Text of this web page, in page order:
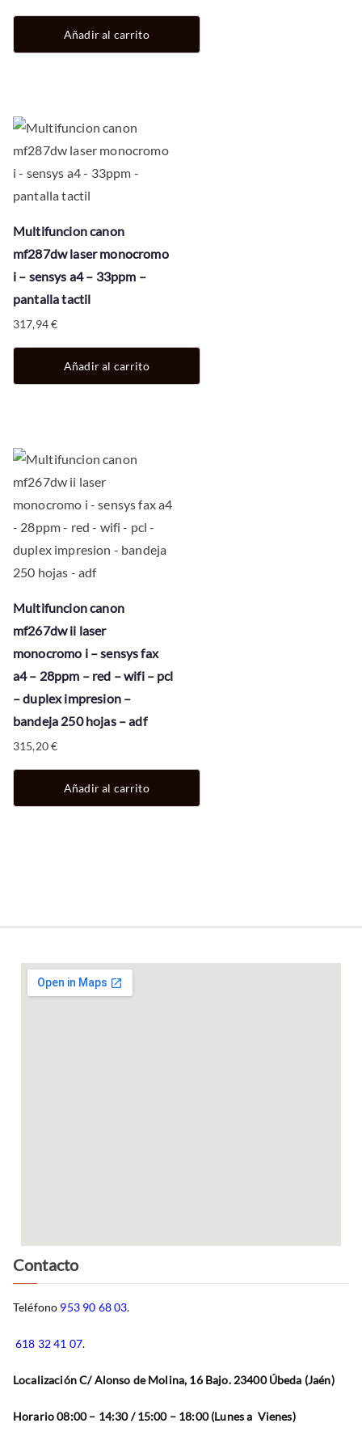
Añadir al carrito
Multifuncion canon
mf287dw laser monocromo
i – sensys a4 – 33ppm –
pantalla tactil
317,94€
Añadir al carrito
Multifuncion canon
mf267dw ii laser
monocromo i – sensys fax
a4 – 28ppm – red – wifi – pcl
– duplex impresion –
bandeja 250 hojas – adf
315,20€
Añadir al carrito
Contacto
Teléfono 953 90 68 03.
618 32 41 07.
Localización C/ Alonso de Molina, 16 Bajo. 23400 Úbeda (Jaén)
Horario 08:00 – 14:30 / 15:00 – 18:00 (Lunes a Vienes)